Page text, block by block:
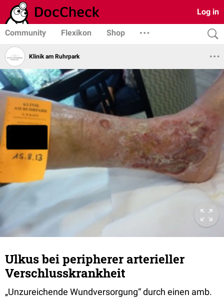
Log in
Community Flexikon Shop
Klinik am Ruhrpark
Ulkus bei peripherer arterieller
Verschlusskrankheit
„Unzureichende Wundversorgung“ durch einen amb.